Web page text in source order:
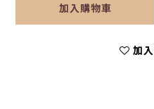
加入購物車
加